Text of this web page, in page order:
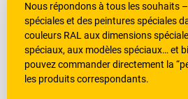
Nous répondons à tous les souhaits
spéciales et des peintures spéciales
couleurs RAL aux dimensions
spéciaux, aux modèles spéciaux… et
pouvez commander directement la
les produits correspondants.